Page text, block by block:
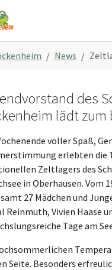
News
des
lädt
voller Spaß,
erlebten die
Zeltlagers des
in Oberhausen. Vom
27 Mädchen und
Reinmuth, Vivien Haase
Tage am
Seite. Besonders